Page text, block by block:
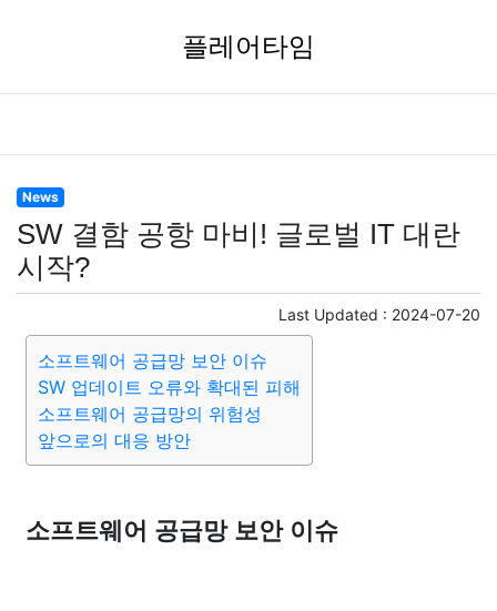
플레어타임
News
SW 결함 공항 마비! 글로벌 IT 대란
시작?
Last Updated : 2024-07-20
소프트웨어 공급망 보안 이슈
SW 업데이트 오류와 확대된 피해
소프트웨어 공급망의 위험성
앞으로의 대응 방안
소프트웨어 공급망 보안 이슈